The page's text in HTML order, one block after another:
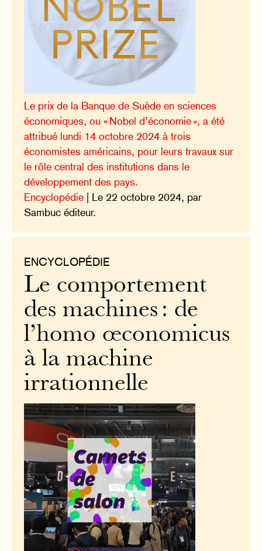
Le prix de la Banque de Suède en sciences
économiques, ou « Nobel d’économie », a été
attribué lundi 14 octobre 2024 à trois
économistes américains, pour leurs travaux sur
le rôle central des institutions dans le
développement des pays.
Encyclopédie | Le 22 octobre 2024, par
Sambuc éditeur.
ENCYCLOPÉDIE
Le comportement
des machines : de
l’homo œconomicus
à la machine
irrationnelle